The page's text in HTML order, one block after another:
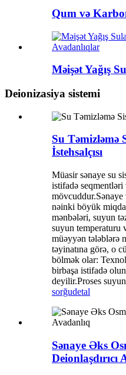
Qum və
Məişət Yağış
Deionizasiya sistemi
Su Təmizləmə
İstehsalçısı
Müasir sənaye su
istifadə seqmentləri
mövcuddur.Sənaye
nəinki böyük
mənbələri, suyun
suyun temperaturu
müəyyən tələblərə
təyinatına görə, o
bölmək olar:
birbaşa istifadə
deyilir.Proses
sorğudetal
Sənaye Əks
Deionlaşdırıcı